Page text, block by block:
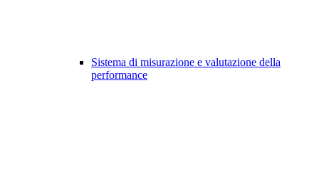
Sistema di misurazione e valutazione della
performance